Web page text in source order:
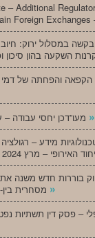
– Additional
Foreign Exchanges
בקשה במסלול ירוק:
»
מידע –
בוררות חדש משנה את
»
– פסק דין תשתיות